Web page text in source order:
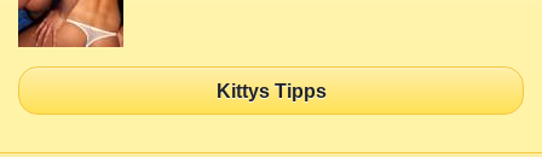
Kittys Tipps